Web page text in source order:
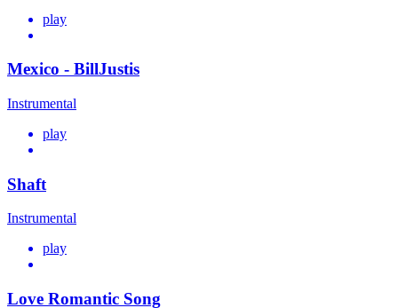
play
Mexico - BillJustis
Instrumental
play
Shaft
Instrumental
play
Love Romantic Song